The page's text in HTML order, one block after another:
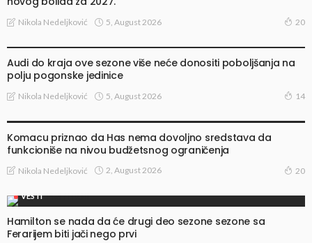
Nikola Nedeljković 5, August 2026 20
Audi do kraja ove sezone više neće donositi poboljšanja na
polju pogonske jedinice
Nikola Nedeljković 5, August 2026 14
Komacu priznao da Has nema dovoljno sredstava da
funkcioniše na nivou budžetsnog ograničenja
Nikola Nedeljković 2, August 2026 20
VESTI
Hamilton se nada da će drugi deo sezone sezone sa
Ferarijem biti jači nego prvi